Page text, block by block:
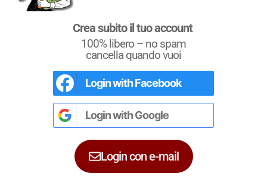
Marchio Reg. | P.IVA 03921390245
Condizioni d'uso|Privacy Policy|Cookie Policy
cookie
L'Italia del Vino
Nel libro leRegioni del Vino d’Italiacon
tutte leDenominazioni, e le
dettagliate
DOCG
singole regioni.
Crea subito il tuo account
100% libero – no spam
cancella quando vuoi
Login withFacebook
Login withGoogle
Login con e-mail